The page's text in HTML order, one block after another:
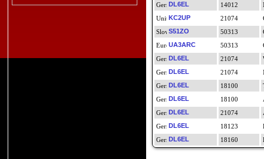
DL6EL
14012
KC2UP
21074
S51ZO
50313
UA3ARC
50313
DL6EL
21074
DL6EL
21074
DL6EL
18100
DL6EL
18100
DL6EL
21074
DL6EL
18123
DL6EL
18160